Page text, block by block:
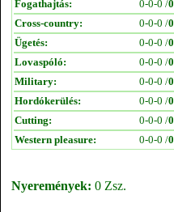
Fogathajtás:
0-0-0 /0
Cross-country:
0-0-0 /0
Ügetés:
0-0-0 /0
Lovaspóló:
0-0-0 /0
Military:
0-0-0 /0
Hordókerülés:
0-0-0 /0
Cutting:
0-0-0 /0
Western pleasure:
0-0-0 /0
Nyeremények: 0 Zsz.